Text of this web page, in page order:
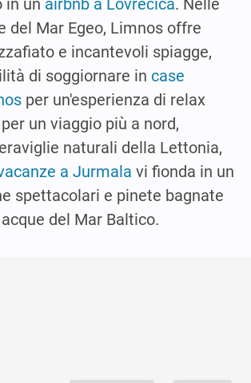
in un airbnb a Lovrečica. Nelle
del Mar Egeo, Limnos offre
e incantevoli spiagge,
di soggiornare in case
per un'esperienza di relax
un viaggio più a nord,
naturali della Lettonia,
a Jurmala vi fionda in un
spettacolari e pinete bagnate
del Mar Baltico.